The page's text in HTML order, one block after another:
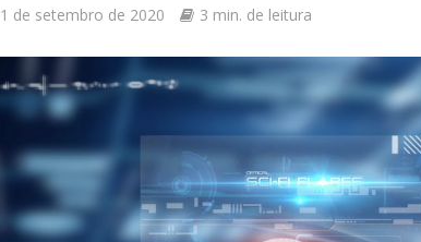
1 de setembro de 2020 3 min. de leitura